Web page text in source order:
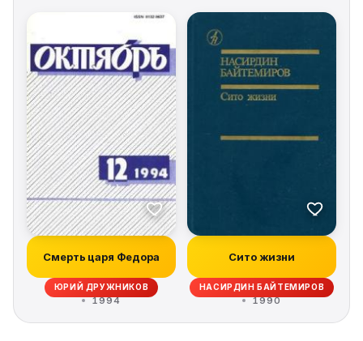
Смерть царя Федора
ЮРИЙ ДРУЖНИКОВ
1994
Сито жизни
НАСИРДИН БАЙТЕМИРОВ
1990